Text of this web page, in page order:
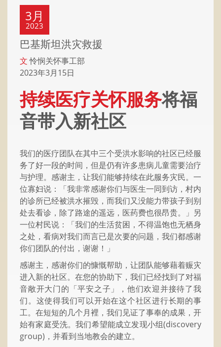
3月
2023
巴基斯坦洪灾救援
文怜悯关怀事工部
2023年3月15日
持续医疗关怀服务将福
音带入新社区
我们的医疗团队在其中三个受洪水影响的社区已经服
务了好一段的时间，但是仍有许多患病儿童需要治疗
与护理。感谢主，让我们能够持续在此服务灾民。一
位寡妇说：「我非常感谢你们与医生一同到访，村内
的诊所已经被洪水摧毁，而我们又没能力带孩子到别
处去看诊，除了路途的遥远，医药费也很昂贵。」另
一位村民说：「我们的生活贫困，不得温饱也无栖身
之处，看病对我们而言已是次要的问题，我们都感谢
你们团队的付出，谢谢！」
感谢主，感谢你们的慷慨帮助，让团队能够藉着赈灾
进入新的社区。在您的协助下，我们已经找到了对福
音敞开大门的「平安之子」，他们欢迎并接待了我
们。这使得我们可以开始在这个社区进行长期的事
工。在短短的几个月裡，我们见证了事奉的成果，开
始有家庭受洗。我们希望能成立发现小组(discovery
group)，并看到当地教会的建立。